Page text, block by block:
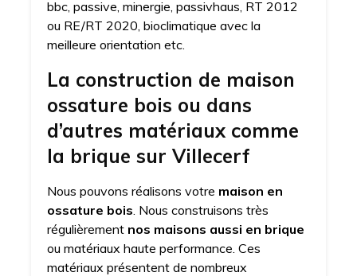
bbc, passive, minergie, passivhaus, RT 2012
ou RE/RT 2020, bioclimatique avec la
meilleure orientation etc.
La construction de maison
ossature bois ou dans
d’autres matériaux comme
la brique sur Villecerf
Nous pouvons réalisons votre maison en
ossature bois. Nous construisons très
régulièrement nos maisons aussi en brique
ou matériaux haute performance. Ces
matériaux présentent de nombreux